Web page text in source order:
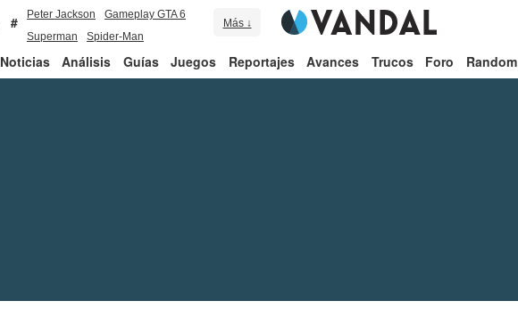
Peter Jackson
Gameplay GTA 6
Superman
Spider-Man
Más ↓
Noticias Análisis Guías Juegos Reportajes Avances Trucos Foro Random